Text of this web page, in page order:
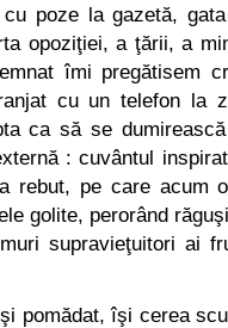
poze la gazetă,
opoziţiei, a ţării, a
îmi pregătisem
cu un telefon la
ca să se
: cuvântul
rebut, pe care acum
golite, pero­rând
supravieţuitori ai
pomădat, îşi cerea